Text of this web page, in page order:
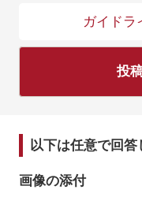
ガイドラ
投
以下は任意で回答
画像の添付